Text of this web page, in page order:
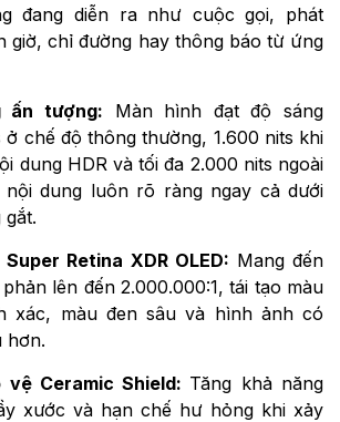
đang diễn ra như cuộc gọi, phát
giờ, chỉ đường hay thông báo từ ứng
ấn tượng: Màn hình đạt độ sáng
ở chế độ thông thường, 1.600 nits khi
dung HDR và tối đa 2.000 nits ngoài
nội dung luôn rõ ràng ngay cả dưới
gắt.
Retina XDR OLED: Mang đến
lên đến 2.000.000:1, tái tạo màu
xác, màu đen sâu và hình ảnh có
hơn.
vệ Ceramic Shield: Tăng khả năng
xước và hạn chế hư hỏng khi xảy